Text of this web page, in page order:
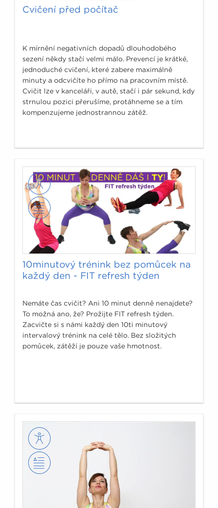
Cvičení před počítač
K mírnění negativních dopadů dlouhodobého
sezení někdy stačí velmi málo. Prevencí je krátké,
jednoduché cvičení, které zabere maximálně
minuty a odcvičíte ho přímo na pracovním místě.
Cvičit lze v kanceláři, v autě, stačí i pár sekund, kdy
strnulou pozici přerušíme, protáhneme se a tím
kompenzujeme jednostrannou zátěž.
10minutový trénink bez pomůcek na
každý den - FIT refresh týden
Nemáte čas cvičit? Ani 10 minut denně nenajdete?
To možná ano, že? Prožijte FIT refresh týden.
Zacvičte si s námi každý den 10ti minutový
intervalový trénink na celé tělo. Bez složitých
pomůcek, zátěží je pouze vaše hmotnost.